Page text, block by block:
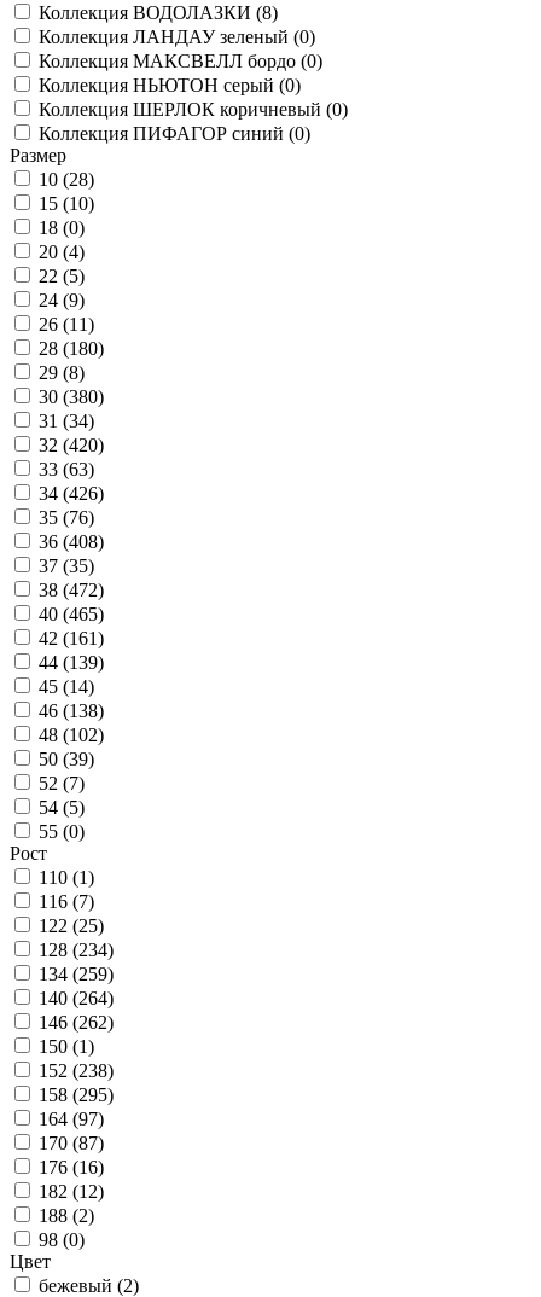
Коллекция ВОДОЛАЗКИ (8)
Коллекция ЛАНДАУ зеленый (0)
Коллекция МАКСВЕЛЛ бордо (0)
Коллекция НЬЮТОН серый (0)
Коллекция ШЕРЛОК коричневый (0)
Коллекция ПИФАГОР синий (0)
Размер
10 (28)
15 (10)
18 (0)
20 (4)
22 (5)
24 (9)
26 (11)
28 (180)
29 (8)
30 (380)
31 (34)
32 (420)
33 (63)
34 (426)
35 (76)
36 (408)
37 (35)
38 (472)
40 (465)
42 (161)
44 (139)
45 (14)
46 (138)
48 (102)
50 (39)
52 (7)
54 (5)
55 (0)
Рост
110 (1)
116 (7)
122 (25)
128 (234)
134 (259)
140 (264)
146 (262)
150 (1)
152 (238)
158 (295)
164 (97)
170 (87)
176 (16)
182 (12)
188 (2)
98 (0)
Цвет
бежевый (2)